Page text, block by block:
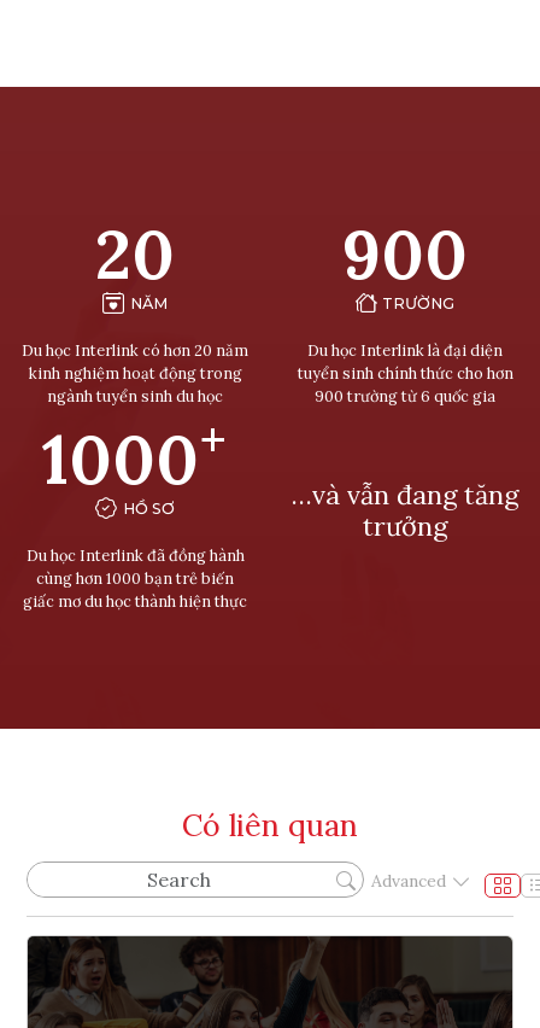
20
NĂM
Du học Interlink có hơn 20 năm
kinh nghiệm hoạt động trong
ngành tuyển sinh du học
900
TRƯỜNG
Du học Interlink là đại diện
tuyển sinh chính thức cho hơn
900 trường từ 6 quốc gia
1000+
HỒ SƠ
Du học Interlink đã đồng hành
cùng hơn 1000 bạn trẻ biến
giấc mơ du học thành hiện thực
…và vẫn đang tăng
trưởng
Có liên quan
Advanced